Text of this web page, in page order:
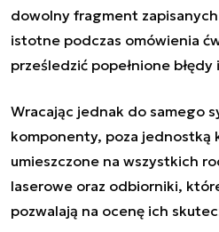
dowolny fragment
istotne podczas omówienia
prześledzić popełnione błędy
Wracając jednak do samego
komponenty, poza jednostką
umieszczone na wszystkich
laserowe oraz odbiorniki,
pozwalają na ocenę ich